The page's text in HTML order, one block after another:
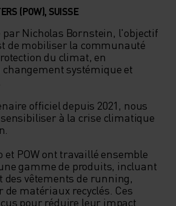
(POW), SUISSE
par Nicholas Bornstein, l'objectif
de mobiliser la communauté
du climat, en
systémique et
officiel depuis 2021, nous
à la crise climatique
et POW ont travaillé ensemble
gamme de produits, incluant
des vêtements de running,
matériaux recyclés. Ces
pour réduire leur impact